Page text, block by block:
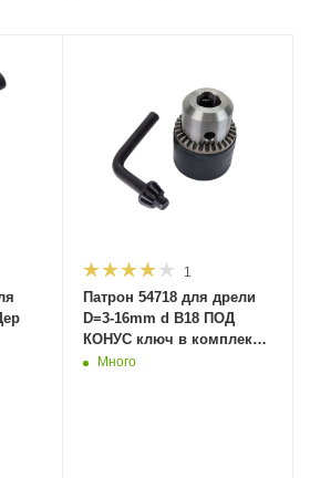
1
Патрон 54718 для дрели
D=3-16mm d В18 ПОД
КОНУС ключ в комплекте
(25) Maxi Tool
Много